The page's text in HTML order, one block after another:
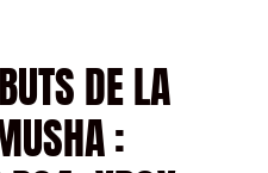
DE LA
: